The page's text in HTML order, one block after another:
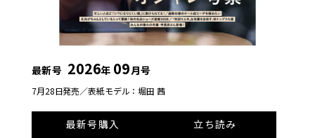
最新号 2026年 09月号
7月28日発売／表紙モデル：堀田 茜
最新号購入
立ち読み